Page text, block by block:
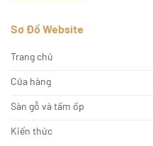
Sơ Đồ Website
Trang chủ
Cửa hàng
Sàn gỗ và tấm ốp
Kiến thức